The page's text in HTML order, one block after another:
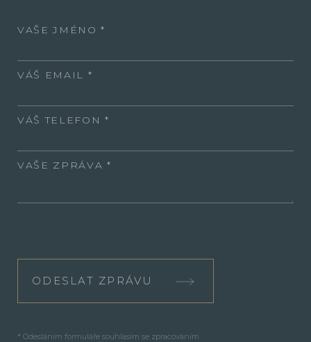
VAŠE JMÉNO
VÁŠ EMAIL
VÁŠ TELEFON
VAŠE ZPRÁVA
ODESLAT ZPRÁVU
* Odesláním formuláře souhlasím se zpracováním